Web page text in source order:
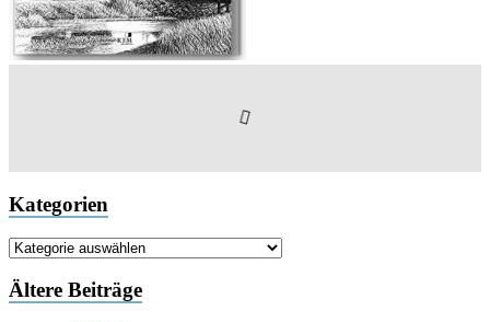
Kategorien
Kategorien
Ältere Beiträge